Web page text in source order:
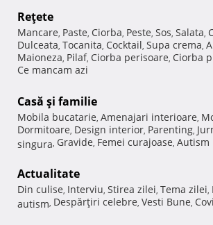
Reţete
Mancare, Paste, Ciorba, Peste, Sos, Salata,
Dulceata, Tocanita, Cocktail, Supa crema,
Maioneza, Pilaf, Ciorba perisoare, Ciorba
Ce mancam azi
Casă şi familie
Mobila bucatarie, Amenajari interioare,
Dormitoare, Design interior, Parenting,
singura, Gravide, Femei curajoase, Autism
Actualitate
Din culise, Interviu, Stirea zilei, Tema zilei,
autism, Despărţiri celebre, Vesti Bune,